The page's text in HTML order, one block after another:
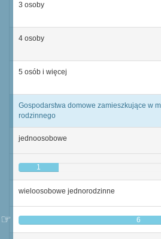
3 osoby
4 osoby
5 osób i więcej
Gospodarstwa domowe zamieszkujące w
rodzinnego
jednoosobowe
1
wieloosobowe jednorodzinne
6